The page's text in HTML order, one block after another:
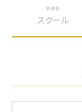
スクール